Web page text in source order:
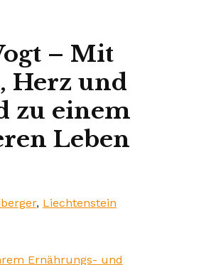
– Mit
Herz und
zu einem
Leben
, Liechtenstein